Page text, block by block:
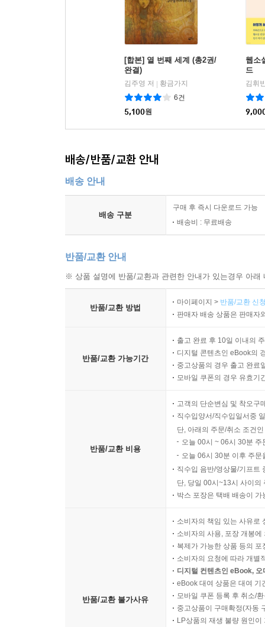
[합본] 열 번째 세계 (총2권/
완결)
김주영 저 | 황금가지
6건
5,100원
웹소
드
김휘
배송/반품/교환 안내
배송 안내
배송 구분
구매 후 즉시 다운로드 가능
배송비 : 무료배송
반품/교환 안내
※ 상품 설명에 반품/교환과 관련한 안내가 있는경우 아
반품/교환 방법
마이페이지 > 반품/교환 신
판매자 배송 상품은 판매자
반품/교환 가능기간
출고 완료 후 10일 이내의
디지털 콘텐츠인 eBook의
중고상품의 경우 출고 완료
모바일 쿠폰의 경우 유효기
반품/교환 비용
고객의 단순변심 및 착오구
직수입양서/직수입일서중
단, 아래의 주문/취소 조건
오늘 00시 ~ 06시 30분
오늘 06시 30분 이후 주
직수입 음반/영상물/기프트
단, 당일 00시~13시 사이의
박스 포장은 택배 배송이
반품/교환 불가사유
소비자의 책임 있는 사유로
소비자의 사용, 포장 개봉
복제가 가능한 상품 등의
소비자의 요청에 따라 개별
디지털 컨텐츠인 eBook,
eBook 대여 상품은 대여 기
모바일 쿠폰 등록 후 취소/
중고상품이 구매확정(자동
LP상품의 재생 불량 원인